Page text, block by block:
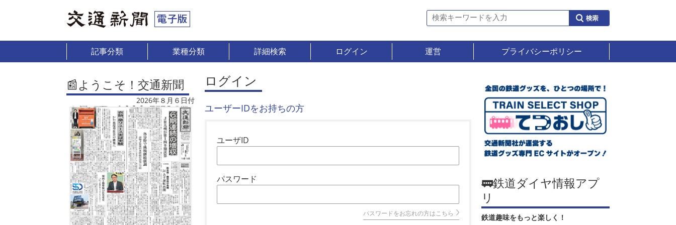
記事分類 業種分類 詳細検索 ログイン 運営 プライバシーポリシー
📰ようこそ！交通新聞
2026年８月６日付
ログイン
ユーザーIDをお持ちの方
ユーザID
パスワード
パスワードをお忘れの方はこちら
🚃鉄道ダイヤ情報アプ
リ
鉄道趣味をもっと楽しく！